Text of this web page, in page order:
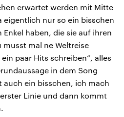
erwartet werden mit Mitte
nur so ein bisschen
Enkel haben, die sie auf ihren
musst mal ne Weltreise
paar Hits schreiben“, alles
in dem Song
ein bisschen, ich mach
Linie und dann kommt